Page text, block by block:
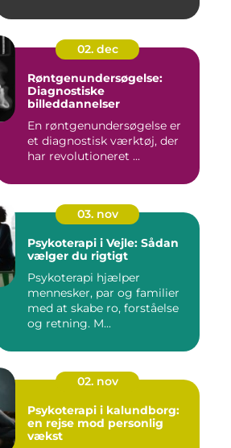
02. dec
Røntgenundersøgelse:
Diagnostiske
billeddannelser
En røntgenundersøgelse er
et diagnostisk værktøj, der
har revolutioneret ...
03. nov
Psykoterapi i Vejle: Sådan
vælger du rigtigt
Psykoterapi hjælper
mennesker, par og familier
med at skabe ro, forståelse
og retning. M...
02. nov
Psykoterapi i kalundborg:
en rejse mod personlig
vækst